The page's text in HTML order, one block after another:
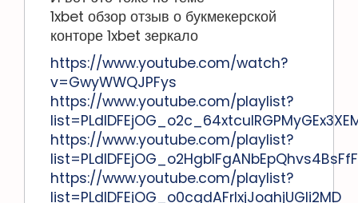
1xbet обзор отзыв о букмекерской
конторе 1xbet зеркало
https://www.youtube.com/watch?
v=GwyWWQJPFys
https://www.youtube.com/playlist?
https://www.youtube.com/playlist?
list=PLdlDFEjOG_o2HgblFgANbEpQhvs4BsFfF
https://www.youtube.com/playlist?
list=PLdlDFEjOG_o0cqdAFrlxjJoahjUGli2MD